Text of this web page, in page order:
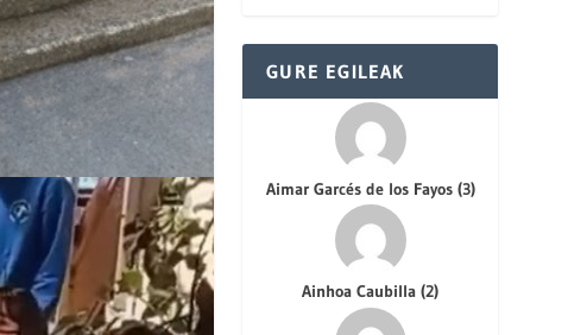
GURE EGILEAK
Aimar Garcés de los Fayos (3)
Ainhoa Caubilla(2)